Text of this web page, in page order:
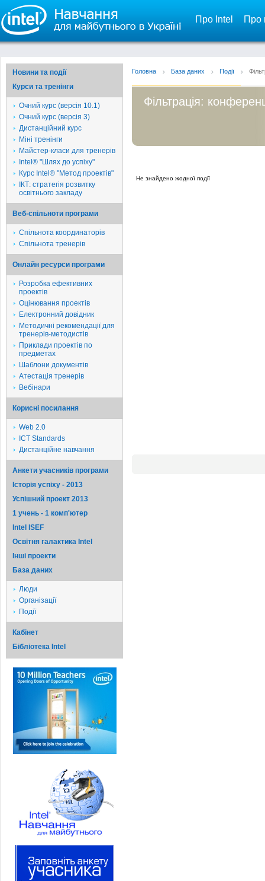
Про Intel Про
Новини та події
Курси та тренінги
Очний курс (версія 10.1)
Очний курс (версія 3)
Дистанційний курс
Міні тренінги
Майстер-класи для тренерів
Intel® "Шлях до успіху"
Курс Intel® "Метод проектів"
ІКТ: стратегія розвитку
освітнього закладу
Веб-спільноти програми
Спільнота координаторів
Спільнота тренерів
Онлайн ресурси програми
Розробка ефективних
проектів
Оцінювання проектів
Електронний довідник
Методичні рекомендації для
тренерів-методистів
Приклади проектів по
предметах
Шаблони документів
Атестація тренерів
Вебінари
Корисні посилання
Web 2.0
ICT Standards
Дистанційне навчання
Анкети учасників програми
Історія успіху - 2013
Успішний проект 2013
1 учень - 1 комп'ютер
Intel ISEF
Освітня галактика Intel
Iншi проекти
База даних
Люди
Організації
Події
Кабінет
Бібліотека Intel
Головна База даних Події
Фільтрація:
Не знайдено жодної події